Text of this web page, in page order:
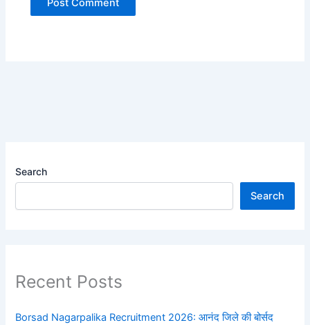
Search
Search
Recent Posts
Borsad Nagarpalika Recruitment 2026: आनंद जिले की बोर्सद